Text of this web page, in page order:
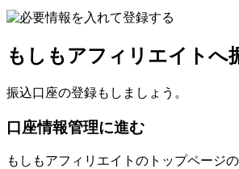
もしもアフィリエイトへ
振込口座の登録もしましょう。
口座情報管理に進む
もしもアフィリエイトのトップページ